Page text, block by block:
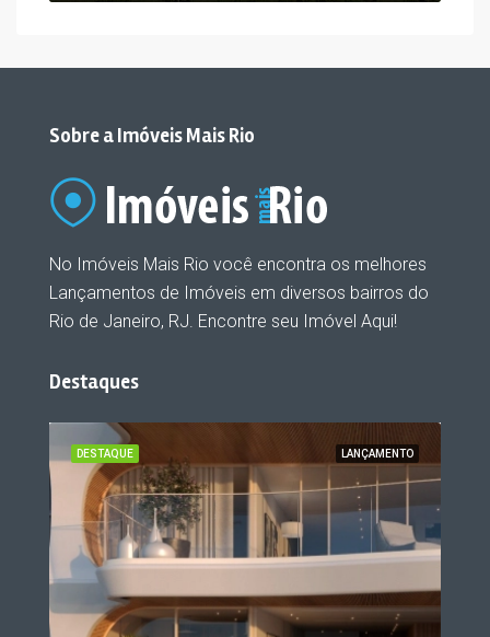
Sobre a Imóveis Mais Rio
No Imóveis Mais Rio você encontra os melhores
Lançamentos de Imóveis em diversos bairros do
Rio de Janeiro, RJ. Encontre seu Imóvel Aqui!
Destaques
LANÇAMENTO
DESTAQUE